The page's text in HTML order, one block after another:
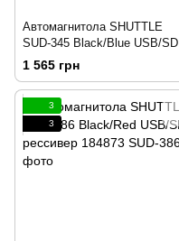
Автомагнитола SHUTTLE
SUD-345 Black/Blue USB/SD
рессивер 182317
1 565 грн
3
3